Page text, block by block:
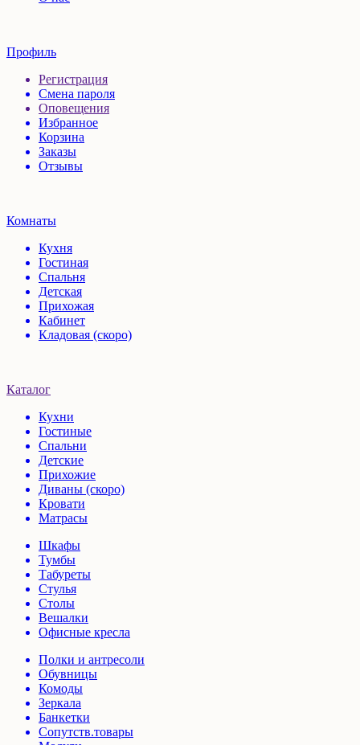
Профиль
Регистрация
Смена пароля
Оповещения
Избранное
Корзина
Заказы
Отзывы
Комнаты
Кухня
Гостиная
Спальня
Детская
Прихожая
Кабинет
Кладовая (скоро)
Каталог
Кухни
Гостиные
Спальни
Детские
Прихожие
Диваны (скоро)
Кровати
Матрасы
Шкафы
Тумбы
Табуреты
Стулья
Столы
Вешалки
Офисные кресла
Полки и антресоли
Обувницы
Комоды
Зеркала
Банкетки
Сопутств.товары